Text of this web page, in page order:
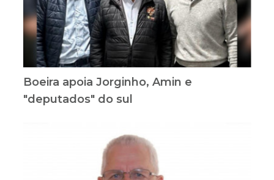
Boeira apoia Jorginho, Amin e
"deputados" do sul